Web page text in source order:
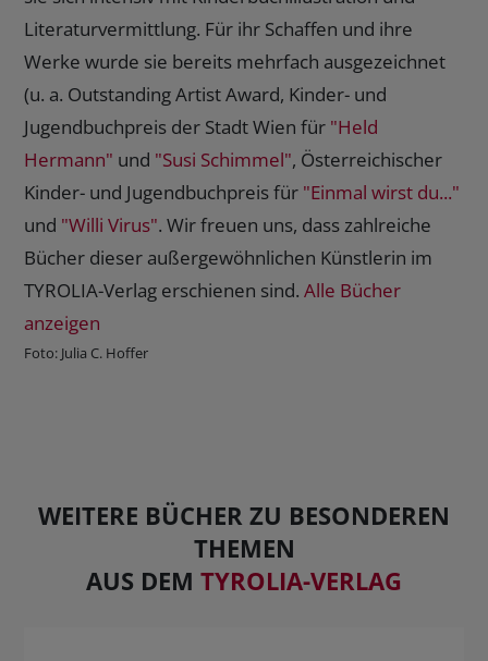
Literaturvermittlung. Für ihr Schaffen und ihre
Werke wurde sie bereits mehrfach ausgezeichnet
(u. a. Outstanding Artist Award, Kinder- und
Jugendbuchpreis der Stadt Wien für "Held
Hermann" und "Susi Schimmel", Österreichischer
Kinder- und Jugendbuchpreis für "Einmal wirst du..."
und "Willi Virus". Wir freuen uns, dass zahlreiche
Bücher dieser außergewöhnlichen Künstlerin im
TYROLIA-Verlag erschienen sind.Alle Bücher
anzeigen
Foto: Julia C. Hoffer
WEITERE BÜCHER ZU BESONDEREN
THEMEN
AUS DEM TYROLIA-VERLAG